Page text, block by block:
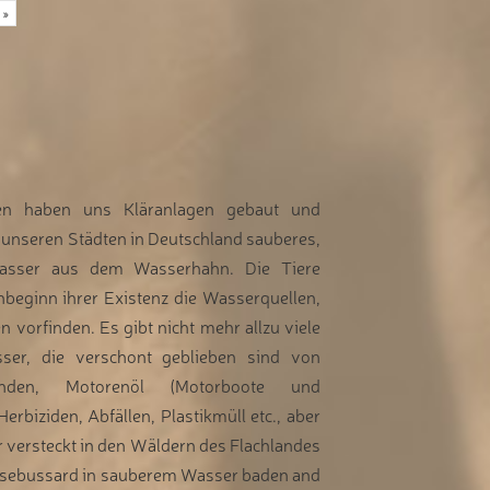
»
haben uns Kläranlagen gebaut und
Städten in Deutschland sauberes,
aus dem Wasserhahn. Die Tiere
ihrer Existenz die Wasserquellen,
vorfinden. Es gibt nicht mehr allzu viele
die verschont geblieben sind von
Motorenöl (Motorboote und
Abfällen, Plastikmüll etc., aber
in den Wäldern des Flachlandes
in sauberem Wasser baden and